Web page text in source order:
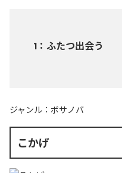
1 ： ふたつ出会う
ジャンル： ボサノバ
こかげ